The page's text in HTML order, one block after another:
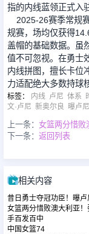
指的内线蓝领正式入
2025-26赛季常规
规赛，场均仅获得
盖帽的基础数据。虽
值不可忽视。在勇士
内线拼图，擅长卡位
力适配绝大多数持球
标签： 内线 卢尼 体系
文·卢尼 新奥尔良 曝卢尼
上一条：
下一条： 返回列表
相关内容
昔日勇士夺冠功臣！曝
女篮两分惜败澳大利亚
手百发百中
中国女篮74